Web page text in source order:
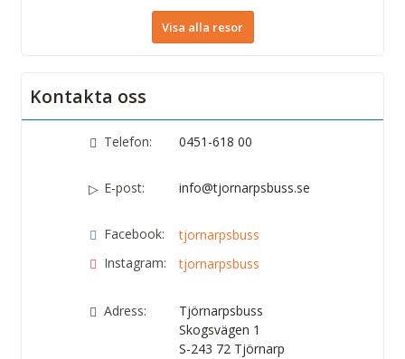
Visa alla resor
Kontakta oss
Telefon: 0451-618 00
E-post: info@tjornarpsbuss.se
Facebook:
tjornarpsbuss
Instagram:
tjornarpsbuss
Adress:
Tjörnarpsbuss
Skogsvägen 1
S-243 72 Tjörnarp